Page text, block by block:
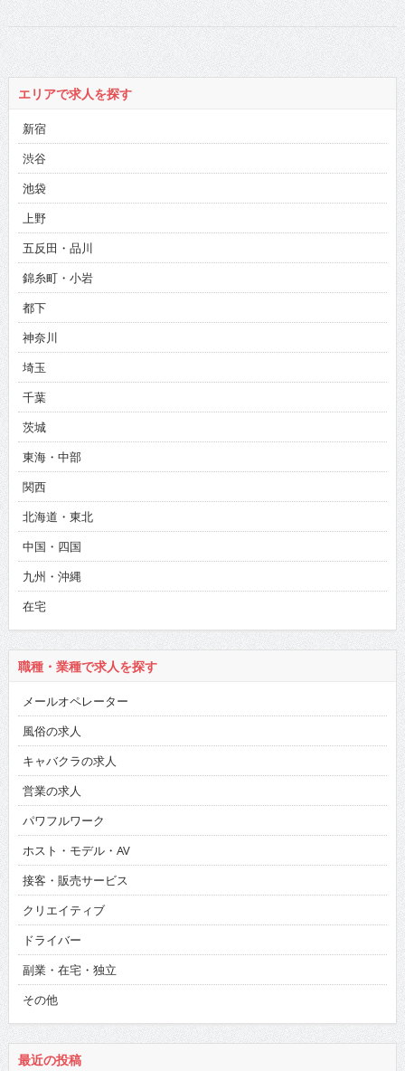
エリアで求人を探す
新宿
渋谷
池袋
上野
五反田・品川
錦糸町・小岩
都下
神奈川
埼玉
千葉
茨城
東海・中部
関西
北海道・東北
中国・四国
九州・沖縄
在宅
職種・業種で求人を探す
メールオペレーター
風俗の求人
キャバクラの求人
営業の求人
パワフルワーク
ホスト・モデル・AV
接客・販売サービス
クリエイティブ
ドライバー
副業・在宅・独立
その他
最近の投稿